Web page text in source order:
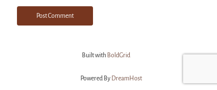
n
Built with BoldGrid
Powered By DreamHost